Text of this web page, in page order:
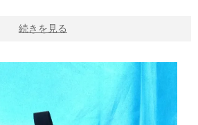
続きを見る